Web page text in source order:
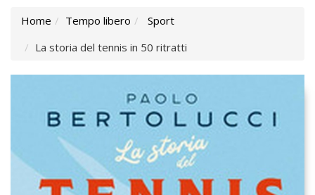
Home Tempo libero
Sport
La storia del tennis in 50 ritratti